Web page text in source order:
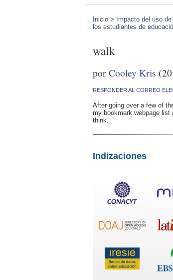
Inicio > Impacto del uso
los estudiantes de
walk
porCooley Kris
RESPONDER AL CORREO
After going over a few of
my bookmark webpage
think.
Indizaciones